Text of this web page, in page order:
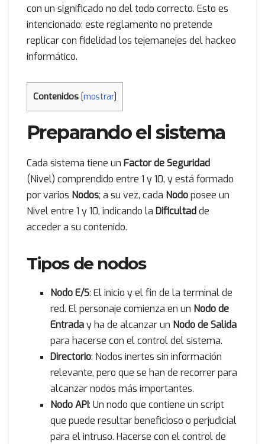
con un significado no del todo correcto. Esto es
intencionado: este reglamento no pretende
replicar con fidelidad los tejemanejes del hackeo
informático.
Contenidos [mostrar]
Preparando el sistema
Cada sistema tiene un Factor de Seguridad
(Nivel) comprendido entre 1 y 10, y está formado
por varios Nodos; a su vez, cada Nodoposee un
Nivel entre 1 y 10, indicando la Dificultad de
acceder a su contenido.
Tipos de nodos
Nodo E/S: El inicio y el fin de la terminal de
red. El personaje comienza en un Nodo de
Entraday ha de alcanzar un Nodo de Salida
para hacerse con el control del sistema.
Directorio: Nodos inertes sin información
relevante, pero que se han de recorrer para
alcanzar nodos más importantes.
Nodo API: Un nodo que contiene un script
que puede resultar beneficioso o perjudicial
para el intruso. Hacerse con el control de